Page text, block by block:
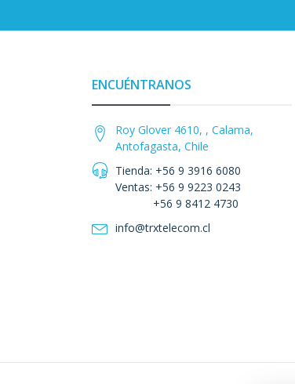
ENCUÉNTRANOS
Roy Glover 4610, , Calama,
Antofagasta, Chile
Tienda: +56 9 3916 6080
Ventas: +56 9 9223 0243
+56 9 8412 4730
info@trxtelecom.cl